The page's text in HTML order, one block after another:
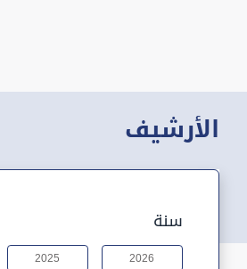
الأرشيف
سنة
2026
2025